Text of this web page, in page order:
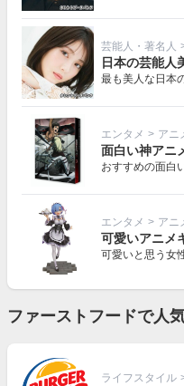
芸能人・著名人
日本の芸能人
最も美人な日本
エンタメ > アニ
面白い神アニ
おすすめの面白
エンタメ > アニ
可愛いアニメ
可愛いと思う女
ファーストフードで人
ライフスタイル